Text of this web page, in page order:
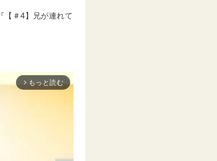
【＃4】兄が連れて
arrow_forward_ios もっと読む